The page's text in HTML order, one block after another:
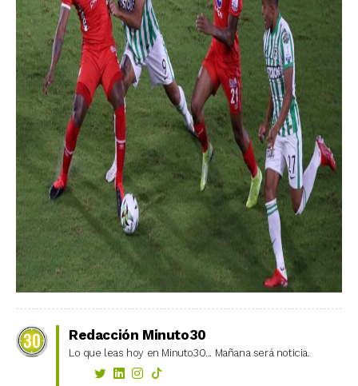
Redacción Minuto30
Lo que leas hoy en Minuto30... Mañana será noticia.